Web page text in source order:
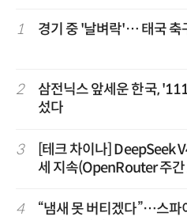
1 경기 중 '날벼락'… 태국 축
2
삼전닉스 앞세운 한국,
섰다
3
[테크 차이나] DeepSeek
세 지속(OpenRouter 주간
4
“냄새 못 버티겠다”…스파